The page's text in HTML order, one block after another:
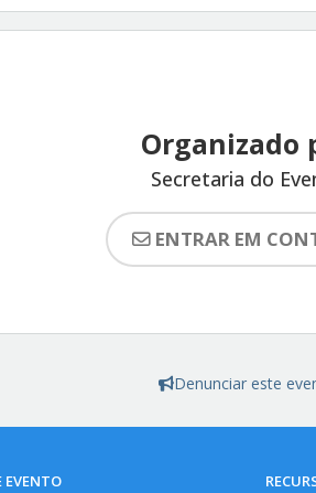
Organizado
Secretaria do
ENTRAR EM
Denunciar este
EVENTO